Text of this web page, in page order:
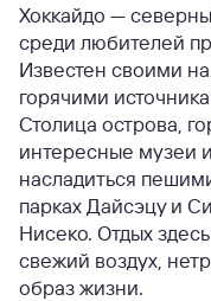
Хоккайдо —
среди любителей
Известен своими
горячими
Столица острова,
интересные музеи
насладиться
парках Дайсэцу и
Нисеко. Отдых
свежий воздух,
образ жизни.